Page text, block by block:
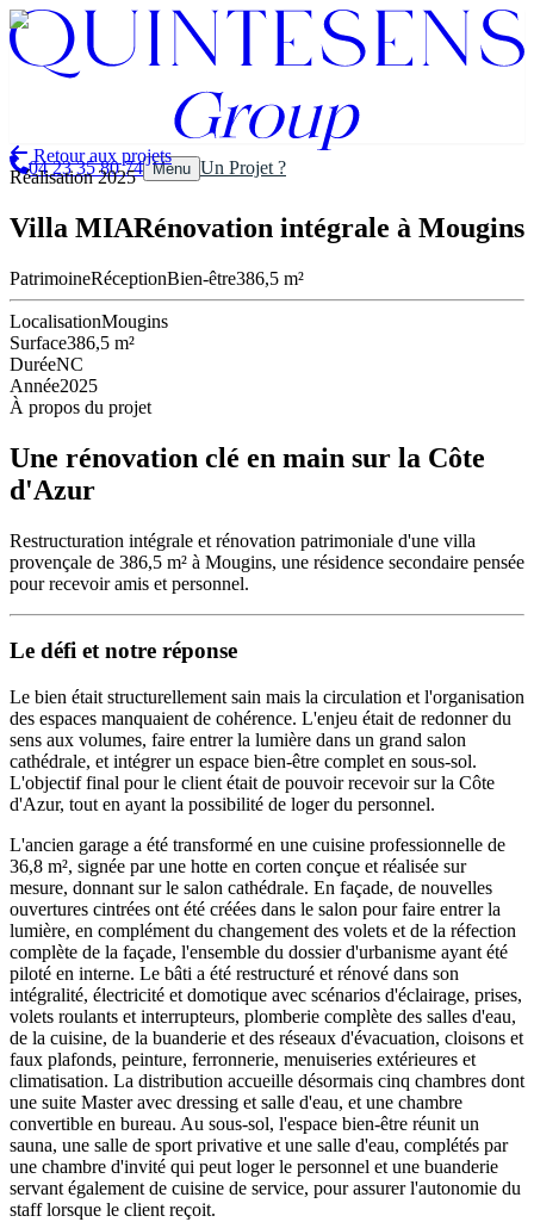
Aller au contenu principal
Aller au contenu principal
04 23 35 80 74 Menu Un Projet ?
Retour aux projets
Réalisation2025
Villa MIARénovation intégrale à Mougins
PatrimoineRéceptionBien-être386,5 m²
LocalisationMougins
Surface386,5 m²
DuréeNC
Année2025
À propos du projet
Une rénovation clé en main sur la Côte
d'Azur
Restructuration intégrale et rénovation patrimoniale d'une villa
provençale de 386,5 m² à Mougins, une résidence secondaire pensée
pour recevoir amis et personnel.
Le défi et notre réponse
Le bien était structurellement sain mais la circulation et l'organisation
des espaces manquaient de cohérence. L'enjeu était de redonner du
sens aux volumes, faire entrer la lumière dans un grand salon
cathédrale, et intégrer un espace bien-être complet en sous-sol.
L'objectif final pour le client était de pouvoir recevoir sur la Côte
d'Azur, tout en ayant la possibilité de loger du personnel.
L'ancien garage a été transformé en une cuisine professionnelle de
36,8 m², signée par une hotte en corten conçue et réalisée sur
mesure, donnant sur le salon cathédrale. En façade, de nouvelles
ouvertures cintrées ont été créées dans le salon pour faire entrer la
lumière, en complément du changement des volets et de la réfection
complète de la façade, l'ensemble du dossier d'urbanisme ayant été
piloté en interne. Le bâti a été restructuré et rénové dans son
intégralité, électricité et domotique avec scénarios d'éclairage, prises,
volets roulants et interrupteurs, plomberie complète des salles d'eau,
de la cuisine, de la buanderie et des réseaux d'évacuation, cloisons et
faux plafonds, peinture, ferronnerie, menuiseries extérieures et
climatisation. La distribution accueille désormais cinq chambres dont
une suite Master avec dressing et salle d'eau, et une chambre
convertible en bureau. Au sous-sol, l'espace bien-être réunit un
sauna, une salle de sport privative et une salle d'eau, complétés par
une chambre d'invité qui peut loger le personnel et une buanderie
servant également de cuisine de service, pour assurer l'autonomie du
staff lorsque le client reçoit.